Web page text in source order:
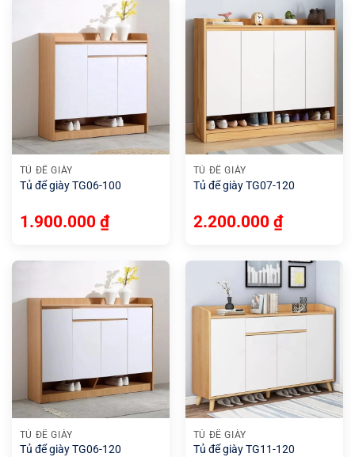
TỦ ĐỂ GIÀY
Tủ để giày TG06-100
1.900.000 ₫
TỦ ĐỂ GIÀY
Tủ để giày TG07-120
2.200.000 ₫
TỦ ĐỂ GIÀY
Tủ để giày TG06-120
TỦ ĐỂ GIÀY
Tủ để giày TG11-120